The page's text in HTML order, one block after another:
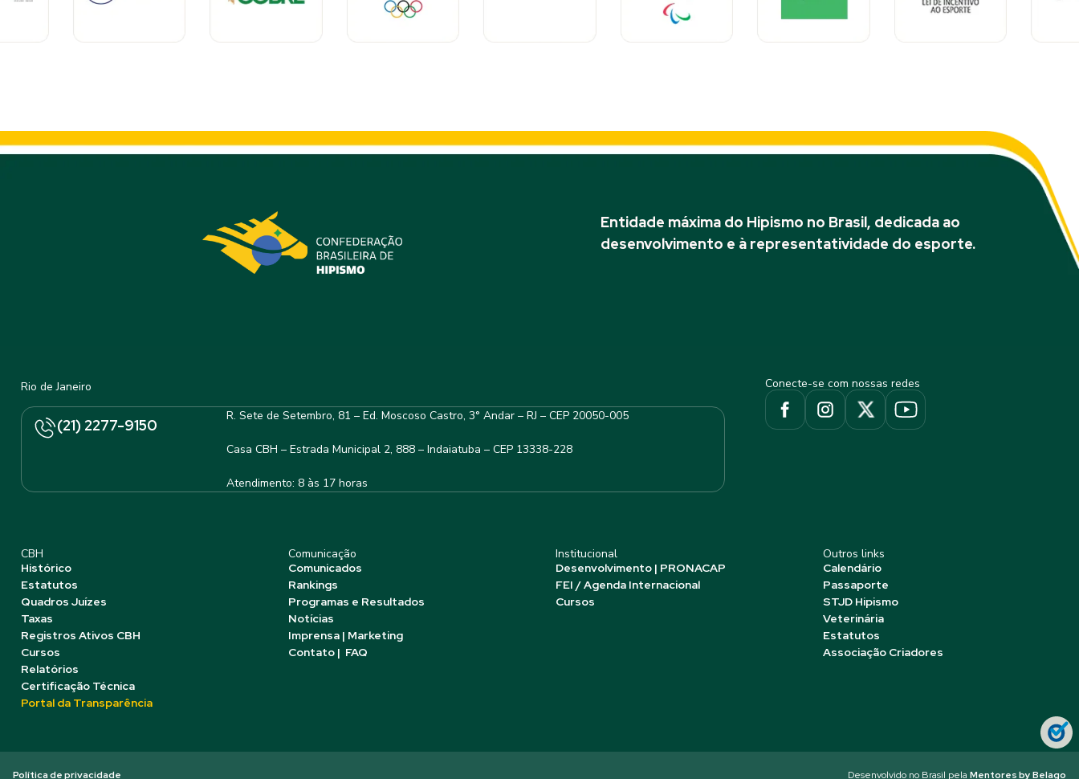
Entidade máxima do Hipismo no Brasil, dedicada ao
desenvolvimento e à representatividade do esporte.
Rio de Janeiro
(21) 2277-9150
R. Sete de Setembro, 81 – Ed. Moscoso Castro, 3° Andar – RJ – CEP 20050-005
Casa CBH – Estrada Municipal 2, 888 – Indaiatuba – CEP 13338-228
Atendimento: 8 às 17 horas
Conecte-se com nossas redes
CBH
Histórico
Estatutos
Quadros Juízes
Taxas
Registros Ativos CBH
Cursos
Relatórios
Certificação Técnica
Portal da Transparência
Comunicação
Comunicados
Rankings
Programas e Resultados
Notícias
Imprensa | Marketing
Contato | FAQ
Institucional
Desenvolvimento | PRONACAP
FEI / Agenda Internacional
Cursos
Outros links
Calendário
Passaporte
STJD Hipismo
Veterinária
Estatutos
Associação Criadores
Política de privacidade Desenvolvido no Brasil pela Mentores by Belago